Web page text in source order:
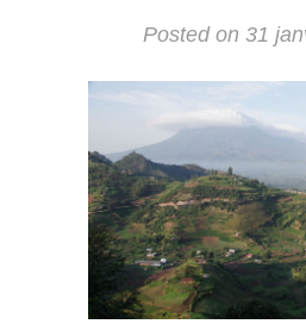
Posted on 31